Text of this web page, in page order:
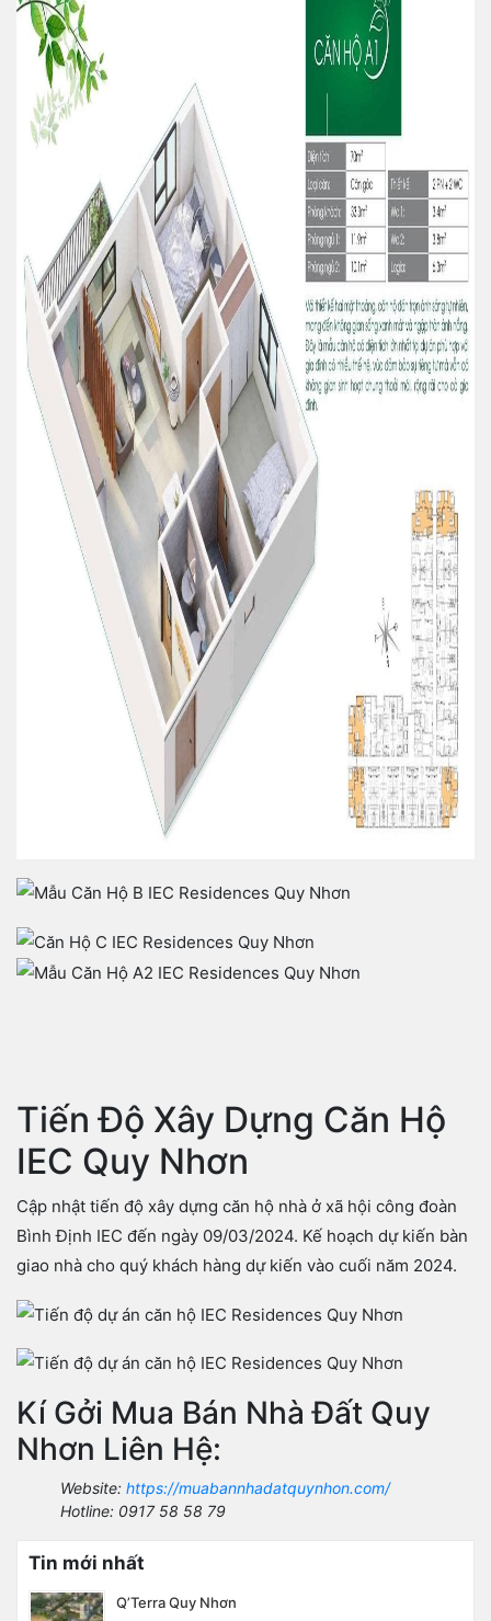
Tiến Độ Xây Dựng Căn Hộ
IEC Quy Nhơn
Cập nhật tiến độ xây dựng căn hộ nhà ở xã hội công đoàn
Bình Định IEC đến ngày 09/03/2024. Kế hoạch dự kiến bàn
giao nhà cho quý khách hàng dự kiến vào cuối năm 2024.
Kí Gởi Mua Bán Nhà Đất Quy
Nhơn Liên Hệ:
Website: https://muabannhadatquynhon.com/
Hotline: 0917 58 58 79
Tin mới nhất
Q’Terra Quy Nhơn